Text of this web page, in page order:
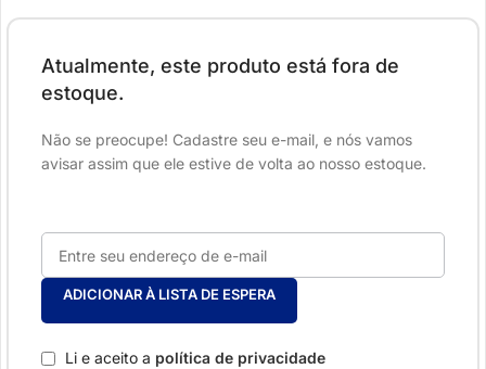
Atualmente, este produto está fora de
estoque.
Não se preocupe! Cadastre seu e-mail, e nós vamos
avisar assim que ele estive de volta ao nosso estoque.
ADICIONAR À LISTA DE ESPERA
Li e aceito a política de privacidade